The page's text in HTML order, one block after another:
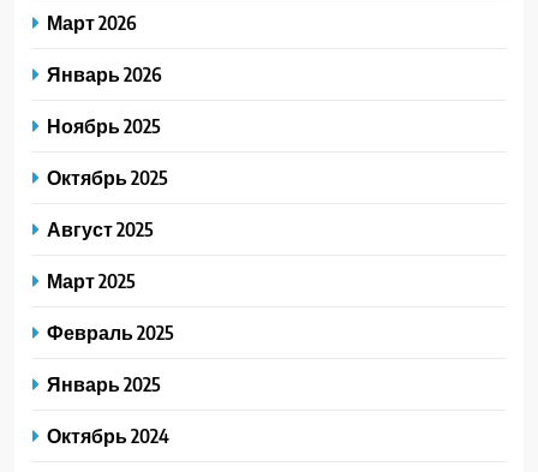
Март 2026
Январь 2026
Ноябрь 2025
Октябрь 2025
Август 2025
Март 2025
Февраль 2025
Январь 2025
Октябрь 2024